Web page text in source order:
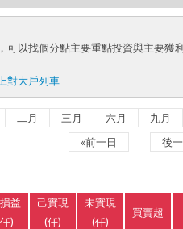
可以找個分點主要重點投資與主要
對大戶列車
二月 三月 六月
九月
«前一日
後
益
)
己實現
(仟)
未實現
(仟)
買賣超